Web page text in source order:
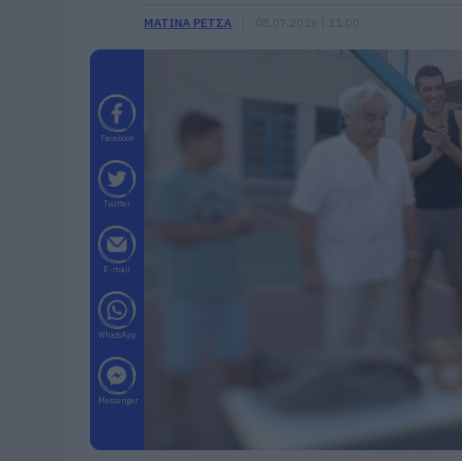
ΜΑΤΙΝΑ ΡΕΤΣΑ
Facebook
Twitter
E-mail
WhatsApp
Messenger